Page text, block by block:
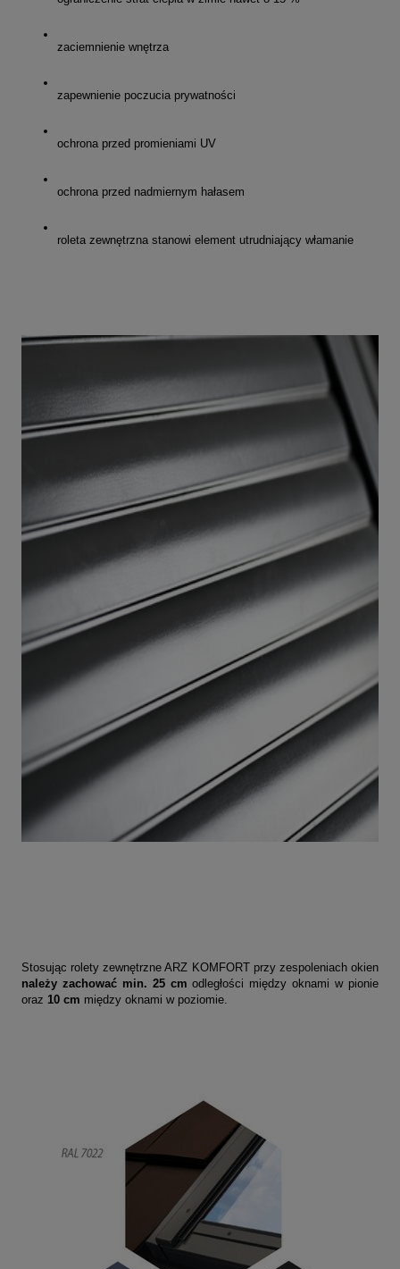
zaciemnienie wnętrza
zapewnienie poczucia prywatności
ochrona przed promieniami UV
ochrona przed nadmiernym hałasem
roleta zewnętrzna stanowi element utrudniający włamanie
Stosując rolety zewnętrzne ARZ KOMFORT przy zespoleniach okien
należy zachować min. 25 cm odległości między oknami w pionie
oraz 10 cm między oknami w poziomie.